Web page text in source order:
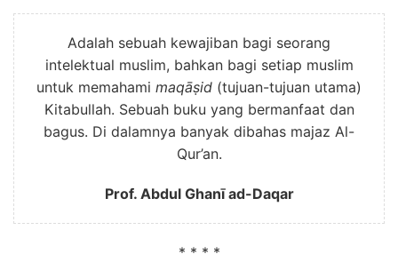
Adalah sebuah kewajiban bagi seorang
intelektual muslim, bahkan bagi setiap muslim
untuk memahami maqāṣid (tujuan-tujuan utama)
Kitabullah. Sebuah buku yang bermanfaat dan
bagus. Di dalamnya banyak dibahas majaz Al-
Qur’an.
Prof. Abdul Ghanī ad-Daqar
* * * *